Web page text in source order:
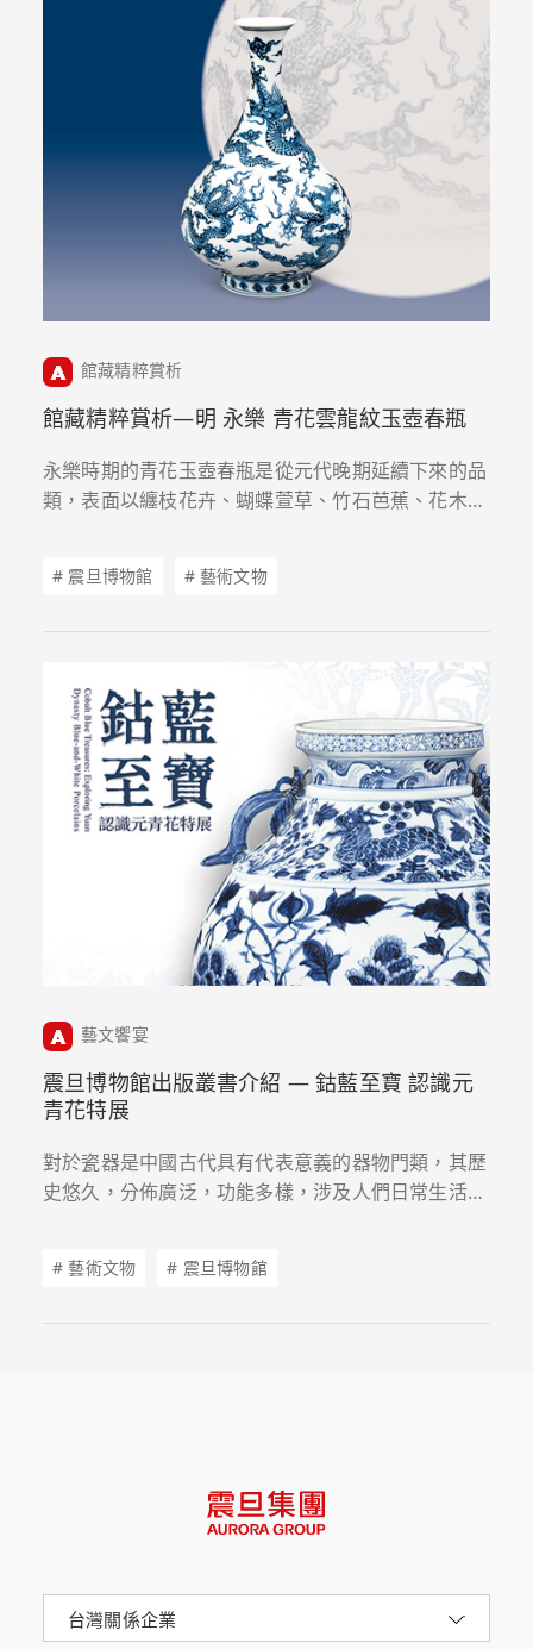
館藏精粹賞析
館藏精粹賞析—明 永樂 青花雲龍紋玉壺春瓶
永樂時期的青花玉壺春瓶是從元代晚期延續下來的品
類，表面以纏枝花卉、蝴蝶萱草、竹石芭蕉、花木禽
# 震旦博物館 # 藝術文物
藝文饗宴
震旦博物館出版叢書介紹 — 鈷藍至寶 認識元
青花特展
對於瓷器是中國古代具有代表意義的器物門類，其歷
史悠久，分佈廣泛，功能多樣，涉及人們日常生活的
於元，並進一步影響了明清瓷器的發展。此本圖錄集
設計原則，發掘珍貴藝術遺產背後的不凡創造力和精
# 藝術文物 # 震旦博物館
台灣關係企業